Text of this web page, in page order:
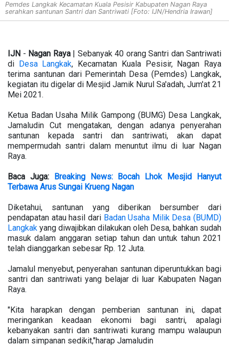
Pemdes Langkak Kecamatan Kuala Pesisir Kabupaten Nagan Raya
serahkan santunan Santri dan Santriwati [Foto: IJN/Hendria Irawan]
IJN - Nagan Raya| Sebanyak 40 orang Santri dan Santriwati
di Desa Langkak, Kecamatan Kuala Pesisir, Nagan Raya
terima santunan dari Pemerintah Desa (Pemdes) Langkak,
kegiatan itu digelar di Mesjid Jamik Nurul Sa'adah, Jum'at 21
Mei 2021.
Ketua Badan Usaha Milik Gampong (BUMG) Desa Langkak,
Jamaludin Cut mengatakan, dengan adanya penyerahan
santunan kepada santri dan santriwati, akan dapat
mempermudah santri dalam menuntut ilmu di luar Nagan
Raya.
Baca Juga: Breaking News: Bocah Lhok Mesjid Hanyut
Terbawa Arus Sungai Krueng Nagan
Diketahui, santunan yang diberikan bersumber dari
pendapatan atau hasil dari Badan Usaha Milik Desa (BUMD)
Langkak yang diwajibkan dilakukan oleh Desa, bahkan sudah
masuk dalam anggaran setiap tahun dan untuk tahun 2021
telah dianggarkan sebesar Rp. 12 Juta.
Jamalul menyebut, penyerahan santunan diperuntukkan bagi
santri dan santriwati yang belajar di luar Kabupaten Nagan
Raya.
"Kita harapkan dengan pemberian santunan ini, dapat
meringankan keadaan ekonomi bagi santri, apalagi
kebanyakan santri dan santriwati kurang mampu walaupun
dalam simpanan sedikit,"harap Jamaludin